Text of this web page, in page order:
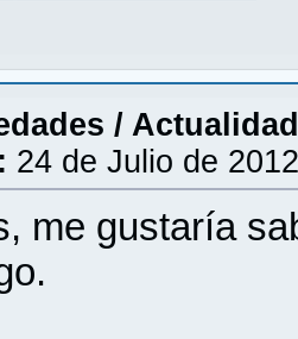
/ Actualidad
24 de Julio de
me gustaría